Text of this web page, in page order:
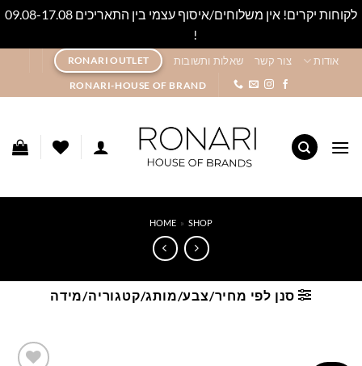
לקוחות יקרים! אין משלוחים/איסוף עצמי בין התאריכים 09.08-17.08
!
content
אודות צור קשר שאלות ותשובות RONARI OUTLET
RONARI-HOUSE OF BRAND
HOME » SHOP
סנן לפי מחיר/צבע/מותג/קטגוריה/מידה